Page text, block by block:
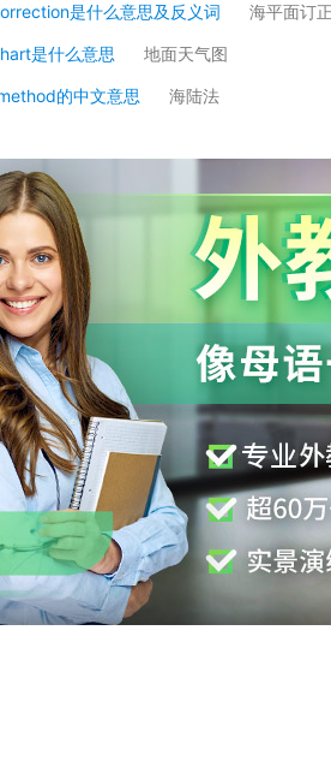
是什么意思及反义词 海平面订
是什么意思 地面天气图
的中文意思 海陆法